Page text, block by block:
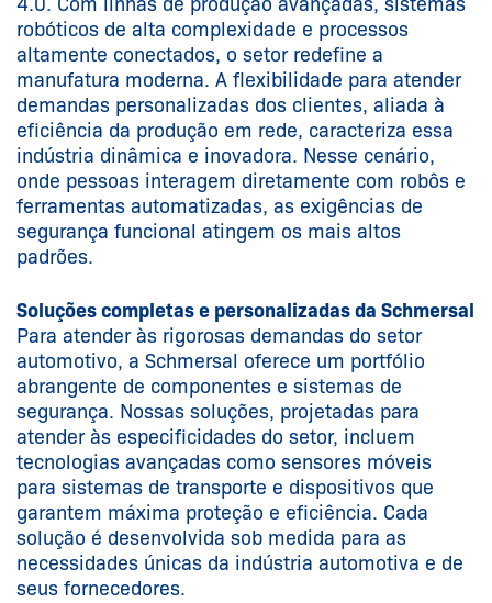
4.0. Com linhas de produção avançadas, sistemas
robóticos de alta complexidade e processos
altamente conectados, o setor redefine a
manufatura moderna. A flexibilidade para atender
demandas personalizadas dos clientes, aliada à
eficiência da produção em rede, caracteriza essa
indústria dinâmica e inovadora. Nesse cenário,
onde pessoas interagem diretamente com robôs e
ferramentas automatizadas, as exigências de
segurança funcional atingem os mais altos
padrões.
Soluções completas e personalizadas da Schmersal
Para atender às rigorosas demandas do setor
automotivo, a Schmersal oferece um portfólio
abrangente de componentes e sistemas de
segurança. Nossas soluções, projetadas para
atender às especificidades do setor, incluem
tecnologias avançadas como sensores móveis
para sistemas de transporte e dispositivos que
garantem máxima proteção e eficiência. Cada
solução é desenvolvida sob medida para as
necessidades únicas da indústria automotiva e de
seus fornecedores.